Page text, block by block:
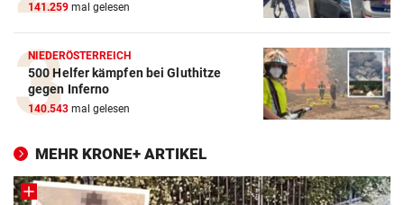
141.259 mal gelesen
NIEDERÖSTERREICH
500 Helfer kämpfen bei Gluthitze
gegen Inferno
140.543 mal gelesen
MEHR KRONE+ ARTIKEL